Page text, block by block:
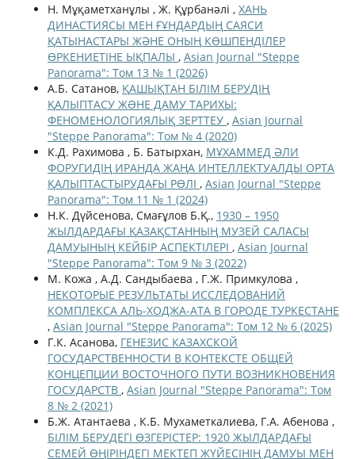
Н. Мұқаметханұлы , Ж. Құрбанәлі , ХАНЬ
ДИНАСТИЯСЫ МЕН ҒҰНДАРДЫҢ САЯСИ
ҚАТЫНАСТАРЫ ЖӘНЕ ОНЫҢ КӨШПЕНДІЛЕР
ӨРКЕНИЕТІНЕ ЫҚПАЛЫ , Asian Journal "Steppe
Panorama": Том 13 № 1 (2026)
А.Б. Сатанов, ҚАШЫҚТАН БІЛІМ БЕРУДІҢ
ҚАЛЫПТАСУ ЖƏНЕ ДАМУ ТАРИХЫ:
ФЕНОМЕНОЛОГИЯЛЫҚ ЗЕРТТЕУ , Asian Journal
"Steppe Panorama": Том № 4 (2020)
К.Д. Рахимова , Б. Батырхан, МҰХАММЕД ӘЛИ
ФОРУГИДІҢ ИРАНДА ЖАҢА ИНТЕЛЛЕКТУАЛДЫ ОРТА
ҚАЛЫПТАСТЫРУДАҒЫ РӨЛІ , Asian Journal "Steppe
Panorama": Том 11 № 1 (2024)
Н.К. Дүйсенова, Смағұлов Б.Қ., 1930 – 1950
ЖЫЛДАРДАҒЫ ҚАЗАҚСТАННЫҢ МУЗЕЙ САЛАСЫ
ДАМУЫНЫҢ КЕЙБІР АСПЕКТІЛЕРІ , Asian Journal
"Steppe Panorama": Том 9 № 3 (2022)
М. Кожа , А.Д. Сандыбаева , Г.Ж. Примкулова ,
НЕКОТОРЫЕ РЕЗУЛЬТАТЫ ИССЛЕДОВАНИЙ
КОМПЛЕКСА АЛЬ-ХОДЖА-АТА В ГОРОДЕ ТУРКЕСТАНЕ
, Asian Journal "Steppe Panorama": Том 12 № 6 (2025)
Г.К. Асанова, ГЕНЕЗИС КАЗАХСКОЙ
ГОСУДАРСТВЕННОСТИ В КОНТЕКСТЕ ОБЩЕЙ
КОНЦЕПЦИИ ВОСТОЧНОГО ПУТИ ВОЗНИКНОВЕНИЯ
ГОСУДАРСТВ , Asian Journal "Steppe Panorama": Том
8 № 2 (2021)
Б.Ж. Атантаева , К.Б. Мухаметкалиева, Г.А. Абенова ,
БІЛІМ БЕРУДЕГІ ӨЗГЕРІСТЕР: 1920 ЖЫЛДАРДАҒЫ
СЕМЕЙ ӨҢІРІНДЕГІ МЕКТЕП ЖҮЙЕСІНІҢ ДАМУЫ МЕН